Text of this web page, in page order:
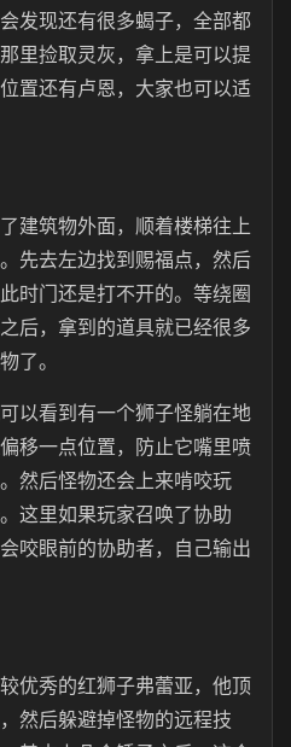
发现还有很多蝎子，全部都
里捡取灵灰，拿上是可以提
置还有卢恩，大家也可以适
建筑物外面，顺着楼梯往上
先去左边找到赐福点，然后
时门还是打不开的。等绕圈
后，拿到的道具就已经很多
了。
以看到有一个狮子怪躺在地
移一点位置，防止它嘴里喷
然后怪物还会上来啃咬玩
这里如果玩家召唤了协助
咬眼前的协助者，自己输出
优秀的红狮子弗蕾亚，他顶
然后躲避掉怪物的远程技